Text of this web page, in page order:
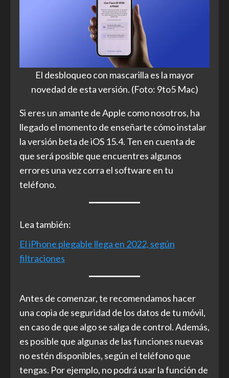
El desbloqueo con mascarilla es la mayor
novedad de esta versión. (Foto: 9to5 Mac)
Si eres un amante de Apple como nosotros, ha
llegado el momento de enseñarte cómo instalar
la versión beta de iOS 15.4. Ten en cuenta de
que será posible que encuentres algunos
errores una vez corra el software en tu
teléfono.
Lea también:
El iPhone plegable llega en 2022, según
filtraciones
Antes de comenzar, te recomendamos hacer
una copia de seguridad de los datos de tu móvil,
en caso de que algo se salga de control. Además,
es posible que algunas de las funciones nuevas
no estén disponibles, según el teléfono que
tengas. Por ejemplo, no podrá usar la función de